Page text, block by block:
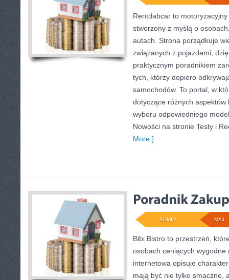
Rentdabcar to
stworzony z myślą o
autach. Strona porządkuje
związanych z pojazdami,
praktycznym poradnikiem
tych, którzy dopiero
samochodów. To portal, w
dotyczące różnych
wyboru odpowiedniego
Nowości na stronie Testy i
More ]
MAJ -
ADMIN
Bibi Bistro to przestrzeń,
osobach ceniących wygodne
internetowa opisuje
mają być nie tylko smaczne,